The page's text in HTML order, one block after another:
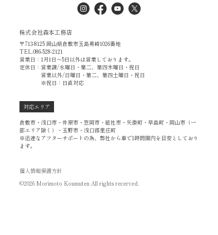
株式会社森本工務店
〒713-8125 岡山県倉敷市玉島勇崎1026番地
TEL.086-528-2121
営業日：1月1日～5日以外は営業しております。
定休日：営業課/水曜日・第二、第四木曜日・祝日
営業以外/日曜日・第二、第四土曜日・祝日
※祝日：日直対応
対応エリア
倉敷市・浅口市・井原市・笠岡市・総社市・矢掛町・早島町・岡山市（一
部エリア除く）・玉野市・浅口郡里庄町
※迅速なアフターサポートの為、弊社から車で1時間圏内を目安としており
ます。
個人情報保護方針
©2026 Morimoto Koumuten All rights recerved.